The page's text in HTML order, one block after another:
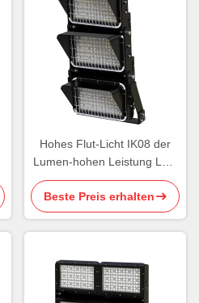
Hohes Flut-Licht IK08 der
Lumen-hohen Leistung LED
energiesparendes des
Flutlicht-750W
Beste Preis erhalten